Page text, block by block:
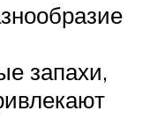
запахи,